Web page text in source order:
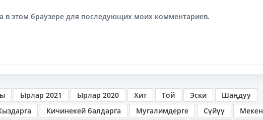
в этом браузере для последующих моих комментариев.
Ырлар 2021 Ырлар 2020 Хит Той Эски
Шаңдуу
Кичинекей балдарга Мугалимдерге Сүйүү Мекен